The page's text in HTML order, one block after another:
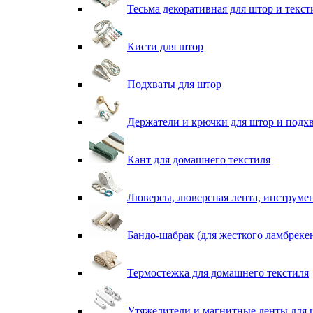
Тесьма декоративная для штор и
Кисти для штор
Подхваты для штор
Держатели и крючки для штор и
Кант для домашнего текстиля
Люверсы, люверсная лента,
Бандо-шабрак (для жесткого
Термостежка для домашнего текстиля
Утяжелители и магнитные ленты для